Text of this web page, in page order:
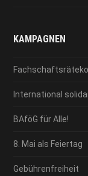
KAMPAGNEN
International
BAföG für Alle!
8. Mai als Feiertag
Gebührenfreiheit